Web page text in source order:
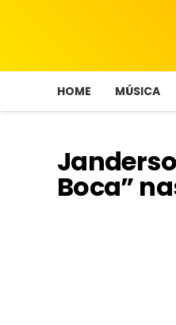
HOME MÚSICA
Boca”